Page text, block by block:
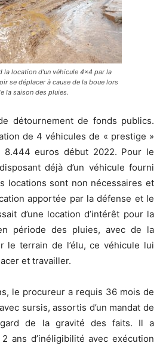
la location d’un véhicule 4×4 par la
se déplacer à cause de la boue lors
la saison des pluies.
détournement de fonds publics.
de 4 véhicules de « prestige »
8.444 euros début 2022. Pour le
déjà d’un véhicule fourni
locations sont non nécessaires et
apportée par la défense et le
d’une location d’intérêt pour la
période des pluies, avec de la
le terrain de l’élu, ce véhicule lui
et travailler.
le procureur a requis 36 mois de
sursis, assortis d’un mandat de
de la gravité des faits. Il a
ans d’inéligibilité avec exécution